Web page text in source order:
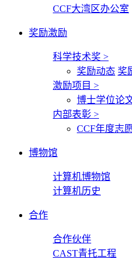
CCF大湾区办公室
奖励激励
科学技术奖 >
奖励动态 奖
激励项目 >
博士学位论
内部表彰 >
CCF年度志
博物馆
计算机博物馆
计算机历史
合作
合作伙伴
CAST青托工程